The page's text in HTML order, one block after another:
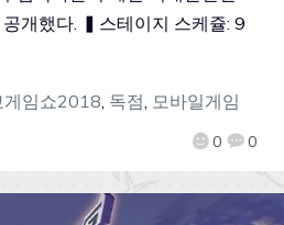
0 0
개했다. ▍스테이지 스케쥴: 9
게임쇼2018, 독점, 모바일게임